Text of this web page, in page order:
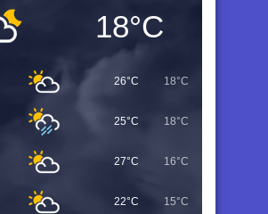
18°C
26°C 18°C
25°C 18°C
27°C 16°C
22°C 15°C